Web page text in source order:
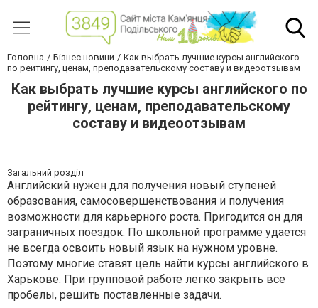
Головна Бізнес новини
Как выбрать лучшие курсы английского
по рейтингу, ценам, преподавательскому составу и видеоотзывам
Как выбрать лучшие курсы английского по
рейтингу, ценам, преподавательскому
составу и видеоотзывам
Загальний розділ
Английский нужен для получения новый ступеней
образования, самосовершенствования и получения
возможности для карьерного роста. Пригодится он для
заграничных поездок. По школьной программе удается
не всегда освоить новый язык на нужном уровне.
Поэтому многие ставят цель найти курсы английского в
Харькове. При групповой работе легко закрыть все
пробелы, решить поставленные задачи.